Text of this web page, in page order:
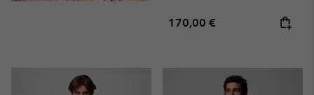
Regular price:
170,00 €